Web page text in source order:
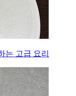
는 고급 요리